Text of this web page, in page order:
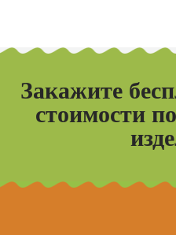
Закажите
стоимости